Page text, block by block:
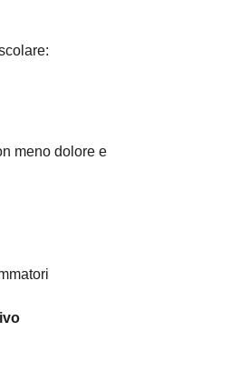
meno dolore e